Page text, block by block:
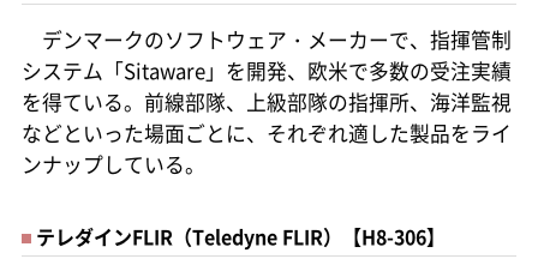
デンマークのソフトウェア・メーカーで、指揮管制
システム「Sitaware」を開発、欧米で多数の受注実績
を得ている。前線部隊、上級部隊の指揮所、海洋監視
などといった場面ごとに、それぞれ適した製品をライ
ンナップしている。
テレダインFLIR（Teledyne FLIR）【H8-306】